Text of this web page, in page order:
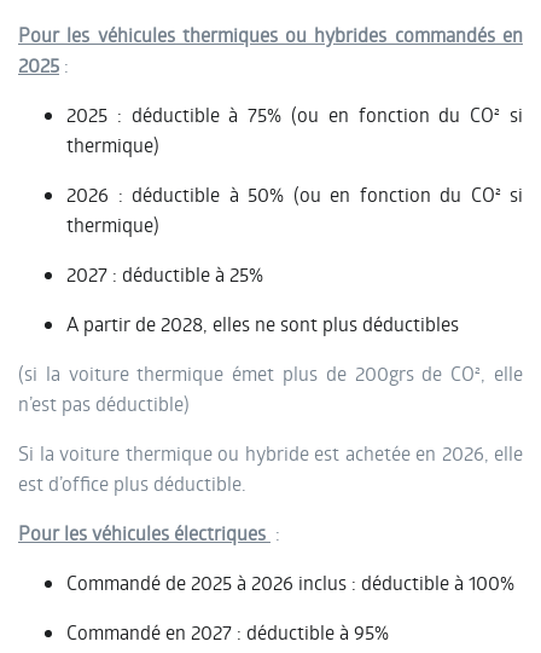
Pour les véhicules thermiques ou hybrides commandés en
2025 :
2025 : déductible à 75% (ou en fonction du CO² si
thermique)
2026 : déductible à 50% (ou en fonction du CO² si
thermique)
2027 : déductible à 25%
A partir de 2028, elles ne sont plus déductibles
(si la voiture thermique émet plus de 200grs de CO², elle
n’est pas déductible)
Si la voiture thermique ou hybride est achetée en 2026, elle
est d’office plus déductible.
Pour les véhicules électriques :
Commandé de 2025 à 2026 inclus : déductible à 100%
Commandé en 2027 : déductible à 95%